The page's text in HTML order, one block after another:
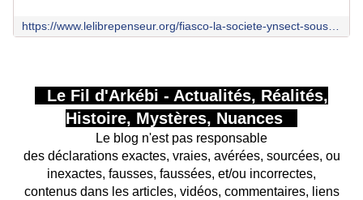
Le Fil d'Arkébi - Actualités, Réalités,
Histoire, Mystères, Nuances
Le blog n'est pas responsable
des déclarations exactes, vraies, avérées, sourcées, ou
inexactes, fausses, faussées, et/ou incorrectes,
contenus dans les articles, vidéos, commentaires, liens